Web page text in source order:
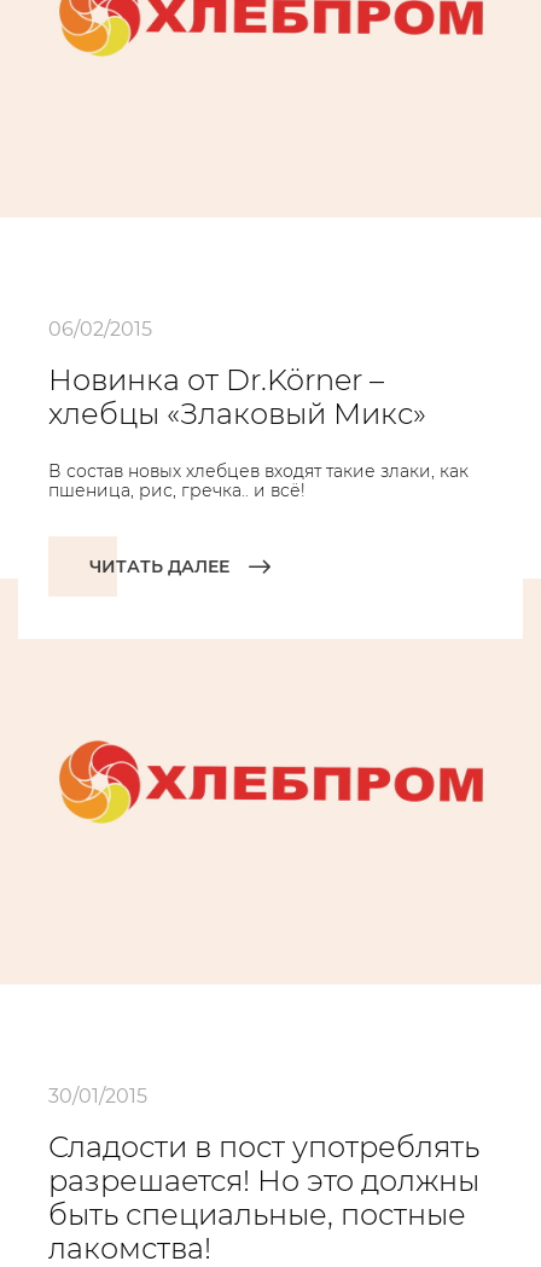
06/02/2015
Новинка от Dr.Körner –
хлебцы «Злаковый Микс»
В состав новых хлебцев входят такие злаки, как
пшеница, рис, гречка.. и всё!
ЧИТАТЬ ДАЛЕЕ
30/01/2015
Сладости в пост употреблять
разрешается! Но это должны
быть специальные, постные
лакомства!